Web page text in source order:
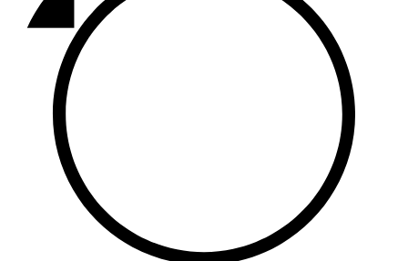
107,1 FM
Балык бистәсе
104,9 FM
Баулы
107,5 FM
Биләр